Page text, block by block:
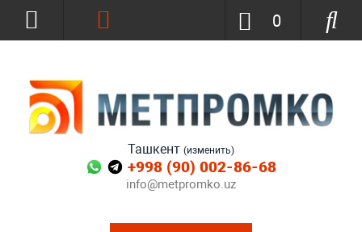
Ташкент (изменить)
+998 (90) 002-86-68
info@metpromko.uz
0